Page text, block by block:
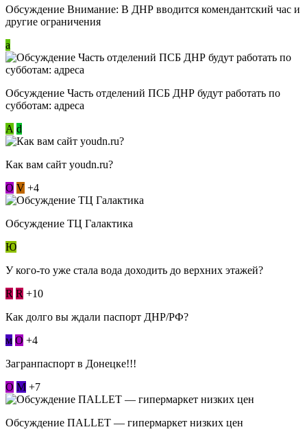
Обсуждение Внимание: В ДНР вводится комендантский час и
другие ограничения
a
Обсуждение Часть отделений ПСБ ДНР будут работать по
субботам: адреса
А d
Как вам сайт youdn.ru?
О V +4
Обсуждение ТЦ Галактика
Ю
У кого-то уже стала вода доходить до верхних этажей?
R R +10
Как долго вы ждали паспорт ДНР/РФ?
м О +4
Загранпаспорт в Донецке!!!
О М +7
Обсуждение ПАLLЕТ — гипермаркет низких цен